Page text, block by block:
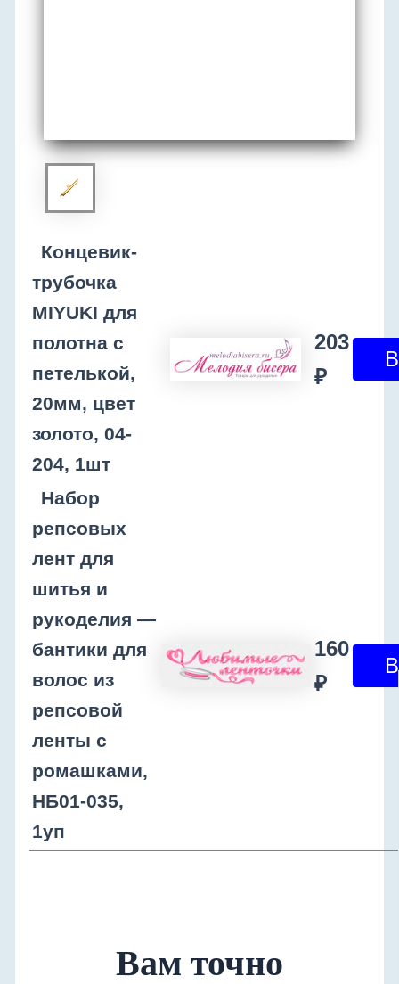
Концевик-
трубочка
MIYUKI для
полотна с
петелькой,
20мм, цвет
золото, 04-
204, 1шт
203
₽
Набор
репсовых
лент для
шитья и
рукоделия —
бантики для
волос из
репсовой
ленты с
ромашками,
НБ01-035,
1уп
160
₽
Вам точно